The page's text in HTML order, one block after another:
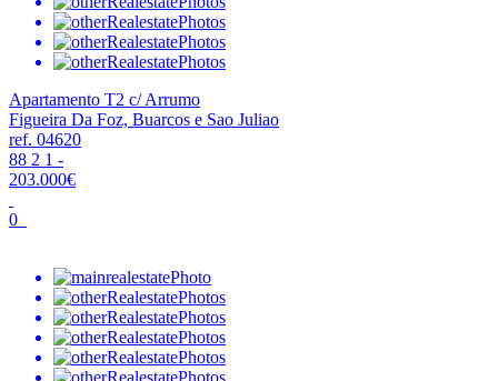
Apartamento T2 c/ Arrumo
Figueira Da Foz, Buarcos e Sao Juliao
ref. 04620
88 2 1 -
203.000€
0